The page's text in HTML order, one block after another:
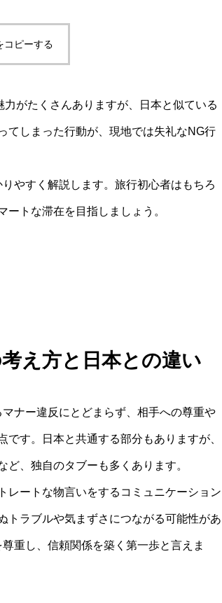
コピーする
がたくさんありますが、日本と似ている
てしまった行動が、現地では失礼なNG行
やすく解説します。旅行初心者はもちろ
トな滞在を目指しましょう。
え方と日本との違い
ナー違反にとどまらず、相手への尊重や
です。日本と共通する部分もありますが、
、独自のタブーも多くあります。
レートな物言いをするコミュニケーション
トラブルや気まずさにつながる可能性があ
重し、信頼関係を築く第一歩と言えま